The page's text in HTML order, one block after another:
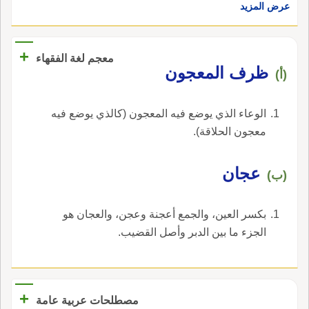
عرض المزيد
معجم لغة الفقهاء +
(أ) ظرف المعجون
الوعاء الذي يوضع فيه المعجون (كالذي يوضع فيه
معجون الحلاقة).
(ب) عجان
بكسر العين، والجمع أعجنة وعجن، والعجان هو
الجزء ما بين الدبر وأصل القضيب.
مصطلحات عربية عامة
+